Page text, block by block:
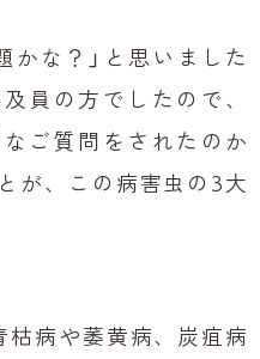
かな？」と思いました
員の方でしたので、
ご質問をされたのか
が、この病害虫の3大
枯病や萎黄病、炭疽病